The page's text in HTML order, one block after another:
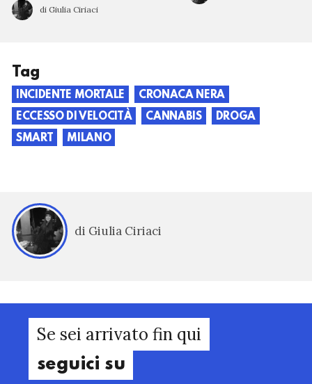
di Giulia Ciriaci
Tag
INCIDENTE MORTALE
CRONACA NERA
ECCESSO DI VELOCITÀ
CANNABIS
DROGA
SMART
MILANO
di Giulia Ciriaci
Se sei arrivato fin qui
seguici su